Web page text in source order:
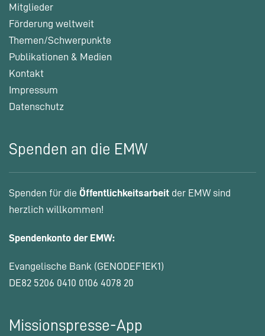
Mitglieder
Förderung weltweit
Themen/Schwerpunkte
Publikationen & Medien
Kontakt
Impressum
Datenschutz
Spenden an die EMW
Spenden für die Öffentlichkeitsarbeit der EMW sind
herzlich willkommen!
Spendenkonto der EMW:
Evangelische Bank (GENODEF1EK1)
DE82 5206 0410 0106 4078 20
Missionspresse-App